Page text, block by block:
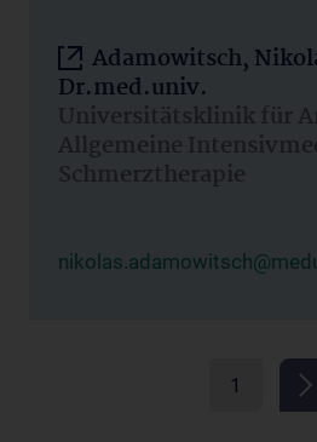
Adamowitsch,
Dr.med.univ.
Universitätsklinik für
Allgemeine
Schmerztherapie
1